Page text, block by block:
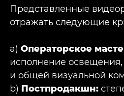
Представленные
отражать следующие
a) Операторское
исполнение
и общей визуальной
b) Постпродакшн: